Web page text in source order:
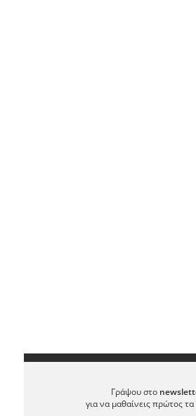
Γράψου στο
για να μαθαίνεις πρώτος